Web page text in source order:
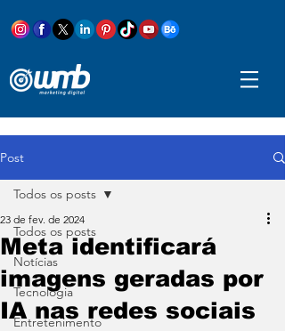
Post
Todos os posts
Notícias
Tecnologia
Entretenimento
Todos os posts
Meta identificará
imagens geradas por
IA nas redes sociais
23 de fev. de 2024